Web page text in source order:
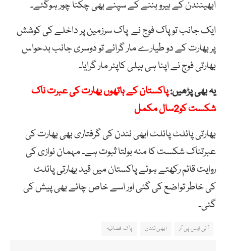
ابھینندنکےہیروبننےکےسپنےبھیچکناچورہوگئے۔
ایک جانب تو پاک فوج نے پاکسرزمینپرداخلےکیکوشش
پربھارتکےدوطیارےمارگرائے تو دوسری جانببدحواس
بھارتیفوجنےاپناہیہیلیکاپٹرمارگرایا۔
یہ بھی پڑھیں:پاکستان کے ہاتھوں بھارت کی عبرت ناک
شکست کو2سال مکمل
بھارتی پائلٹ پائلٹابھینندنکیگرفتاری بھیبھارتکی
عبرتناکشکستکا منہ بولتا ثبوت ہے۔مہماننوازیکی
روایتقائمرکھتےہوئےپاکستانمیںقیدبھارتیپائلٹ
کیخاطرتواضعکیگئیاوراسےخاصچائےبھیپیشکی
گئی۔
آئی ایس پی آر ابھی نندن پاک فضائیہ